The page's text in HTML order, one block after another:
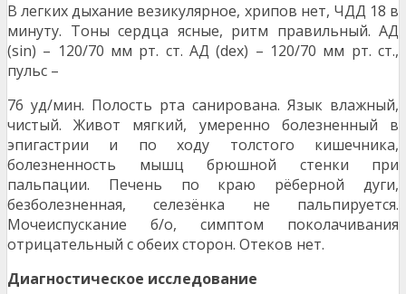
В легких дыхание везикулярное, хрипов нет, ЧДД 18 в
минуту. Тоны сердца ясные, ритм правильный. АД
(sin) – 120/70 мм рт. ст. АД (dex) – 120/70 мм рт. ст.,
пульс –
76 уд/мин. Полость рта санирована. Язык влажный,
чистый. Живот мягкий, умеренно болезненный в
эпигастрии и по ходу толстого кишечника,
болезненность мышц брюшной стенки при
пальпации. Печень по краю рёберной дуги,
безболезненная, селезёнка не пальпируется.
Мочеиспускание б/о, симптом поколачивания
отрицательный с обеих сторон. Отеков нет.
Диагностическое исследование